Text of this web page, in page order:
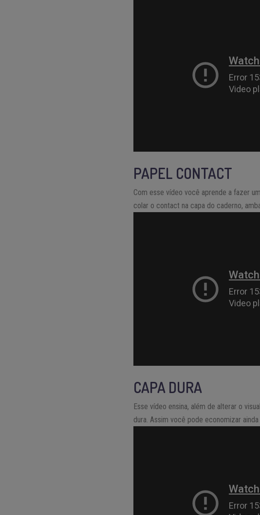
PAPEL CONTACT
Com esse vídeo você aprende a fazer
colar o contact na capa do caderno,
CAPA DURA
Esse vídeo ensina, além de alterar o
dura. Assim você pode economizar